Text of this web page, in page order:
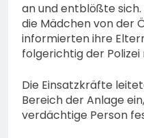
an und entblößte
die Mädchen von der
informierten ihre
folgerichtig der
Die Einsatzkräfte
Bereich der Anlage
verdächtige Person